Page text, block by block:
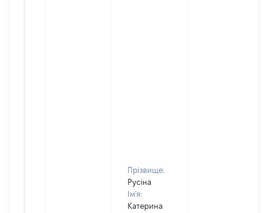
Прізвище:
Русіна
Ім'я:
Катерина